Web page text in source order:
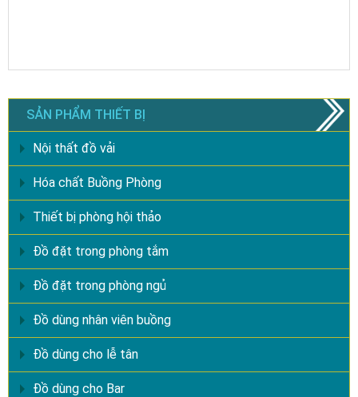
SẢN PHẨM THIẾT BỊ
Nội thất đồ vải
Hóa chất Buồng Phòng
Thiết bị phòng hội thảo
Đồ đặt trong phòng tắm
Đồ đặt trong phòng ngủ
Đồ dùng nhân viên buồng
Đồ dùng cho lễ tân
Đồ dùng cho Bar